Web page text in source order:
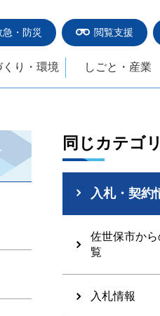
急・防災 閲覧支援
くり・環境 しごと・産業
同じカテゴ
入札・契約
佐世保市か
覧
入札情報